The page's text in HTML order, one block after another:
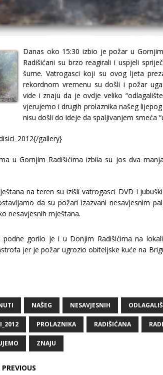
Danas oko 15:30 izbio je požar u
Radišićani su brzo reagirali i uspjeli
šume. Vatrogasci koji su ovog ljeta
rekordnom vremenu su došli i požar
vide i znaju da je ovdje veliko
vjerujemo i drugih prolaznika našeg
nisu došli do ideje da spaljivanjem smeća
gallery}
u Gornjim Radišićima izbila su jos dva
na teren su izišli vatrogasci DVD
da su požari izazvani nesavjesnim
nesavjesnih mještana.
podne gorilo je i u Donjim Radišićima na
jer je požar ugrozio obiteljske kuće na
NAŠEG NESAVJESNIH
PROLAZNIKA RADIŠIĆANA
ZNAJU
PREVIOUS